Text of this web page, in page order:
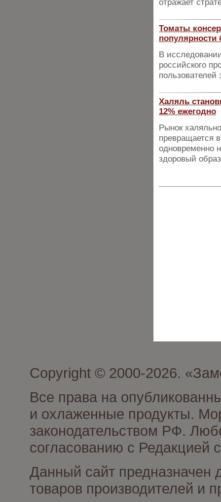
отражает
Томаты
популярности
В
российского
Халяль
12% ежегодно
Рынок
превращается
одновременно
здоровый
Copyright © 2000-2026.
Все права на
и охлаженные продукты.
законодательством РФ.
согласованию с Редакцией
Данный сайт предназначен
товаров производителей и